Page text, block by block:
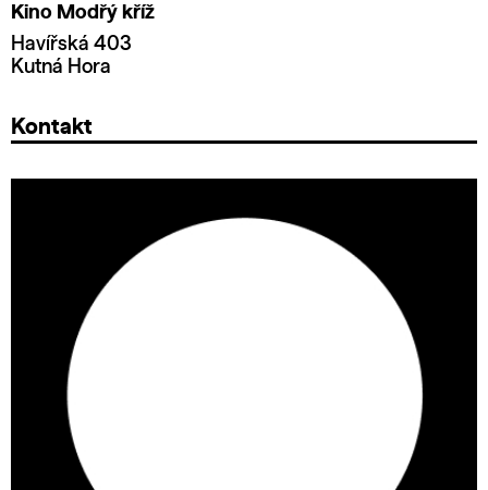
Kino Modřý kříž
Havířská 403
Kutná Hora
Kontakt